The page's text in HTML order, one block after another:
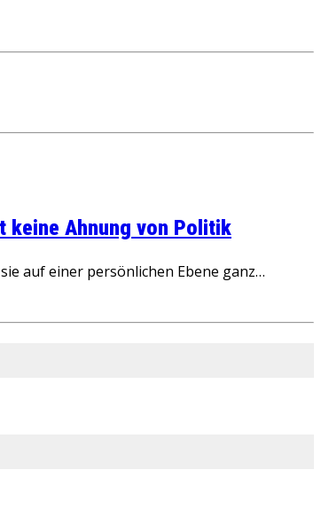
keine Ahnung von Politik
auf einer persönlichen Ebene ganz…